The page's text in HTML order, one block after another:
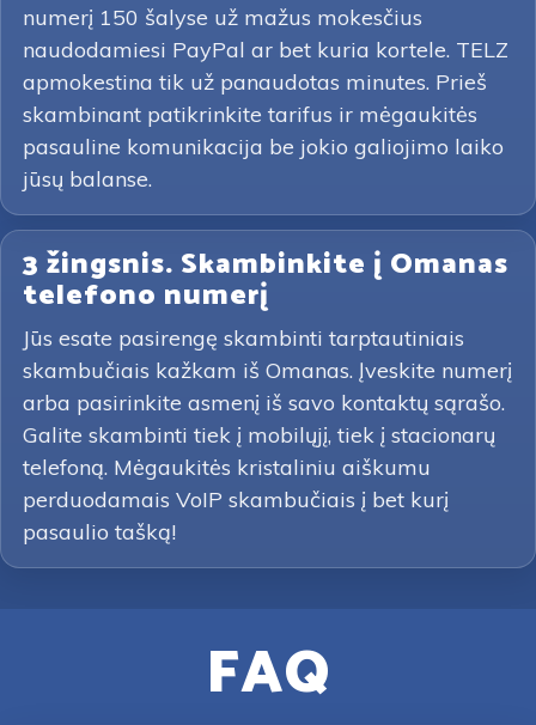
numerį 150 šalyse už mažus mokesčius
naudodamiesi PayPal ar bet kuria kortele. TELZ
apmokestina tik už panaudotas minutes. Prieš
skambinant patikrinkite tarifus ir mėgaukitės
pasauline komunikacija be jokio galiojimo laiko
jūsų balanse.
3 žingsnis. Skambinkite į Omanas
telefono numerį
Jūs esate pasirengę skambinti tarptautiniais
skambučiais kažkam iš Omanas. Įveskite numerį
arba pasirinkite asmenį iš savo kontaktų sąrašo.
Galite skambinti tiek į mobilųjį, tiek į stacionarų
telefoną. Mėgaukitės kristaliniu aiškumu
perduodamais VoIP skambučiais į bet kurį
pasaulio tašką!
FAQ